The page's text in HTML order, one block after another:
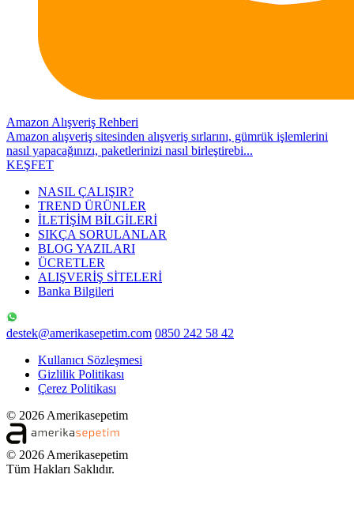
Amazon Alışveriş Rehberi
Amazon alışveriş sitesinden alışveriş sırlarını, gümrük işlemlerini
nasıl yapacağınızı, paketlerinizi nasıl birleştirebi...
KEŞFET
NASIL ÇALIŞIR?
TREND ÜRÜNLER
İLETİŞİM BİLGİLERİ
SIKÇA SORULANLAR
BLOG YAZILARI
ÜCRETLER
ALIŞVERİŞ SİTELERİ
Banka Bilgileri
destek@amerikasepetim.com 0850 242 58 42
Kullanıcı Sözleşmesi
Gizlilik Politikası
Çerez Politikası
© 2026 Amerikasepetim
© 2026 Amerikasepetim
Tüm Hakları Saklıdır.